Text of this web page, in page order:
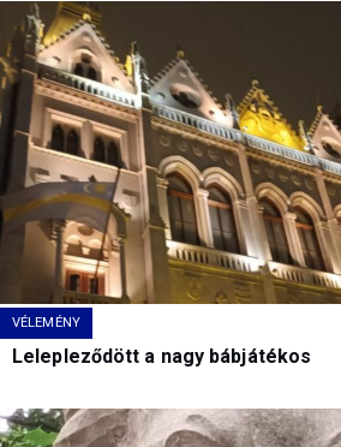
VÉLEMÉNY
Lelepleződött a nagy bábjátékos